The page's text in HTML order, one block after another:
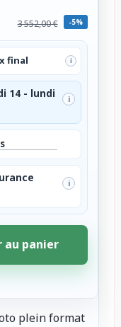
3 552,00 € -5%
final i
14 - lundi
i
i
au panier
plein format